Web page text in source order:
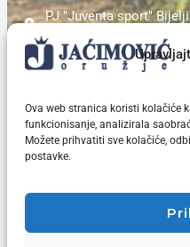
Ova web stranica koristi kolačiće
funkcionisanje, analizirala
Možete prihvatiti sve kolačiće,
postavke.
PJ "Juventa sport"
+387 (0)55 243 052
+387 (0)36 311 453
VOLITE